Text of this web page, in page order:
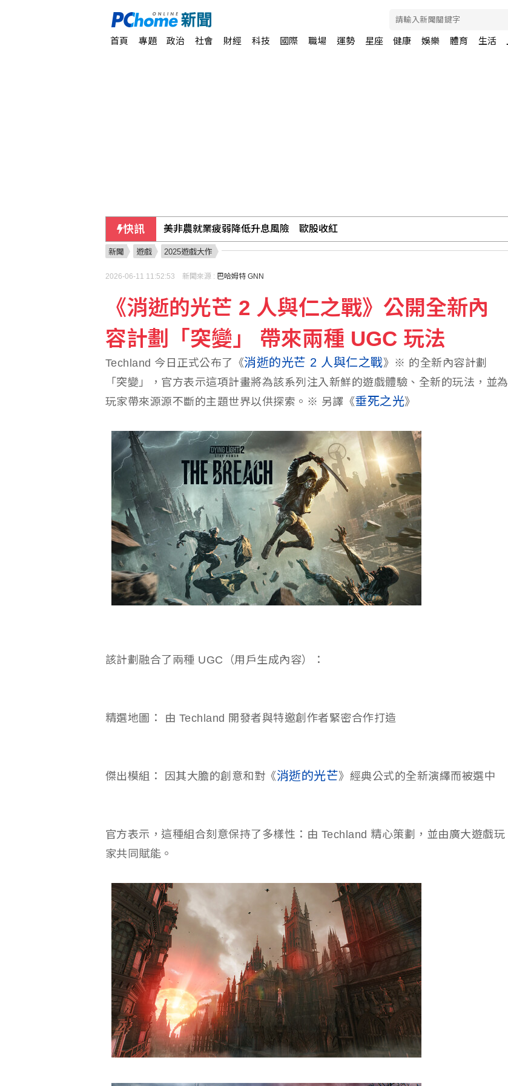
首頁 專題 政治 社會 財經 科技 國際 職場 運勢 星座 健康 娛樂 體育 生活
快訊 美非農就業疲弱降低升息風險 歐股收紅
新聞 遊戲 2025遊戲大作
2026-06-11 11:52:53 新聞來源 : 巴哈姆特 GNN
《消逝的光芒 2 人與仁之戰》公開全新內
容計劃「突變」 帶來兩種 UGC 玩法
Techland 今日正式公布了《消逝的光芒 2 人與仁之戰》※ 的全新內容計劃
「突變」，官方表示這項計畫將為該系列注入新鮮的遊戲體驗、全新的玩法，並為
玩家帶來源源不斷的主題世界以供探索。※ 另譯《垂死之光》
該計劃融合了兩種 UGC（用戶生成內容）：
精選地圖： 由 Techland 開發者與特邀創作者緊密合作打造
傑出模組： 因其大膽的創意和對《消逝的光芒》經典公式的全新演繹而被選中
官方表示，這種組合刻意保持了多樣性：由 Techland 精心策劃，並由廣大遊戲玩
家共同賦能。